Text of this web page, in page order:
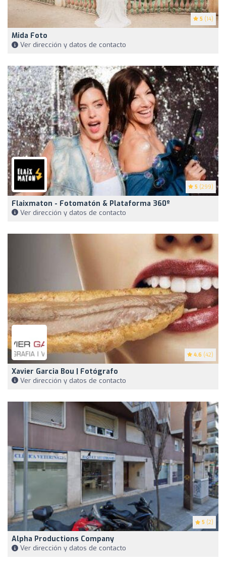
5 (14)
Mida Foto
Ver dirección y datos de contacto
5 (299)
Flaixmaton - Fotomatón & Plataforma 360º
Ver dirección y datos de contacto
4.6 (42)
Xavier Garcia Bou | Fotógrafo
Ver dirección y datos de contacto
5 (2)
Alpha Productions Company
Ver dirección y datos de contacto